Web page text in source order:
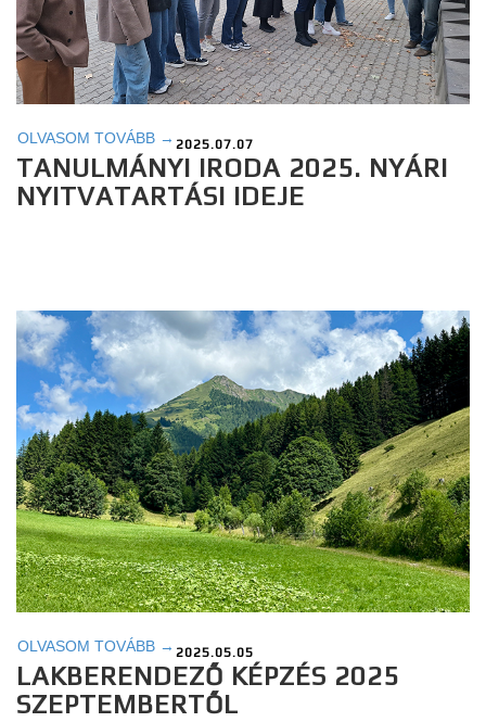
OLVASOM TOVÁBB → 2025.07.07
TANULMÁNYI IRODA 2025. NYÁRI
NYITVATARTÁSI IDEJE
OLVASOM TOVÁBB → 2025.05.05
LAKBERENDEZŐ KÉPZÉS 2025
SZEPTEMBERTŐL